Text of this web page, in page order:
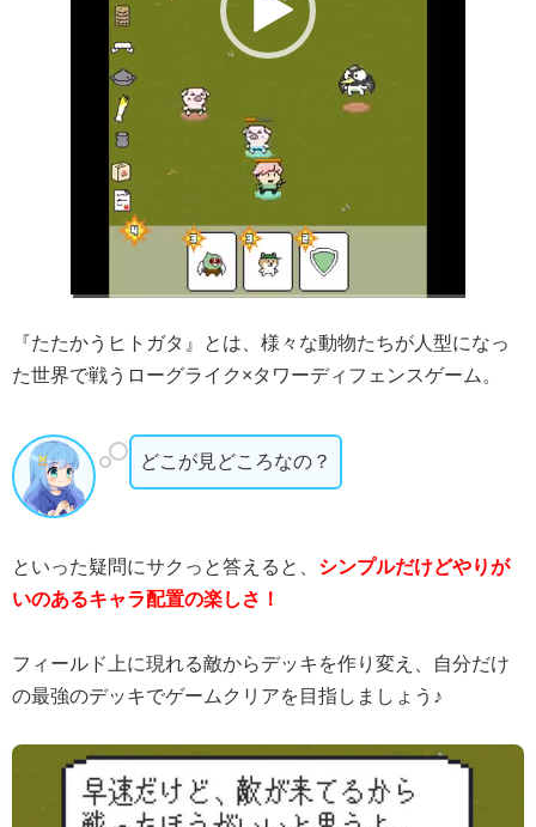
『たたかうヒトガタ』とは、様々な動物たちが人型になっ
た世界で戦うローグライク×タワーディフェンスゲーム。
どこが見どころなの？
といった疑問にサクっと答えると、 シンプルだけどやりが
いのあるキャラ配置の楽しさ！
フィールド上に現れる敵からデッキを作り変え、自分だけ
の最強のデッキでゲームクリアを目指しましょう♪